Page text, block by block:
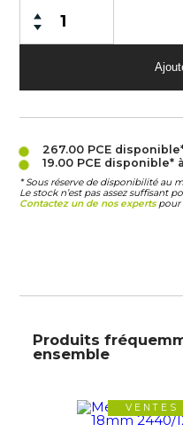
267.00 PCE
19.00 PCEdisponible*
* Sous réserve de disponibilité au
Le stock n’est pas assez suffisant
Contactez un de nos expertspour
Produits
ensemble
VENTES